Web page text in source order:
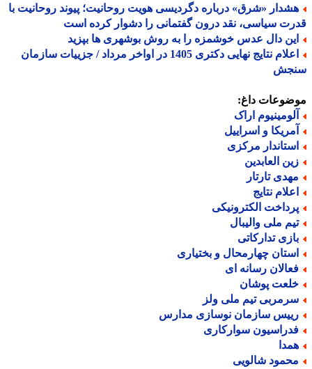
«شرق» درباره دگردیسی هویت روحانیت؛ پیوند روحانیت با
سیاسی، نقد درون گفتمانی را دشوار کرده است
دال عدس خوشمزه را به روش بوشهری ها بپزید
اعلام نتایج نهایی دکتری 1405 در اواخر مرداد / جزییات سازمان
داغ:
اراک
و اسراییل
مرکزی
العابدین
تارتار
نتایج
الکترونیکی
ملی والیبال
تدارکاتی
چهارمحال و بختیاری
رسانه ای
پوشان
تیم ملی ولز
سازمان نوسازی مدارس
سوارکاری
شالویی